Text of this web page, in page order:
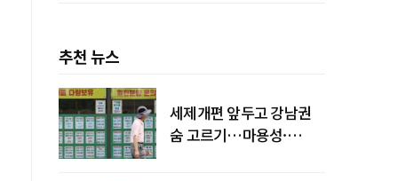
추천 뉴스
세제개편 앞두고 강남권
숨 고르기…마용성·